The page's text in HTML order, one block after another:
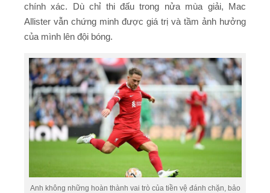
chính xác. Dù chỉ thi đấu trong nửa mùa giải, Mac
Allister vẫn chứng minh được giá trị và tầm ảnh hưởng
của mình lên đội bóng.
Anh không những hoàn thành vai trò của tiền vệ đánh chặn, bảo